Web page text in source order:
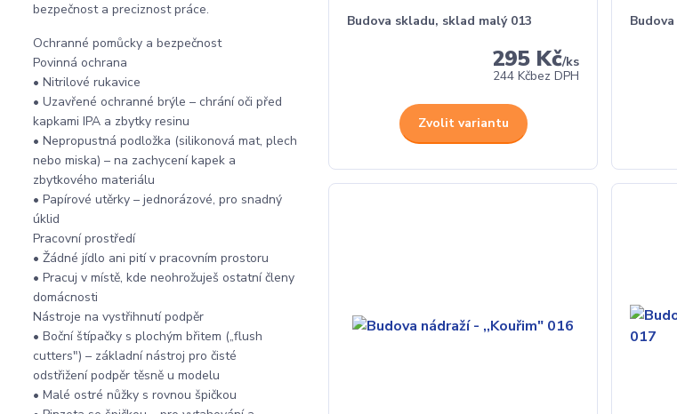
Budova skladu, sklad malý 013
295 Kč/ks
244 Kčbez DPH
Zvolit variantu
bezpečnost a preciznost práce.
Ochranné pomůcky a bezpečnost
Povinná ochrana
• Nitrilové rukavice
• Uzavřené ochranné brýle – chrání oči před
kapkami IPA a zbytky resinu
• Nepropustná podložka (silikonová mat, plech
nebo miska) – na zachycení kapek a
zbytkového materiálu
• Papírové utěrky – jednorázové, pro snadný
úklid
Pracovní prostředí
• Žádné jídlo ani pití v pracovním prostoru
• Pracuj v místě, kde neohrožuješ ostatní členy
domácnosti
Nástroje na vystřihnutí podpěr
• Boční štípačky s plochým břitem („flush
cutters") – základní nástroj pro čisté
odstřižení podpěr těsně u modelu
• Malé ostré nůžky s rovnou špičkou